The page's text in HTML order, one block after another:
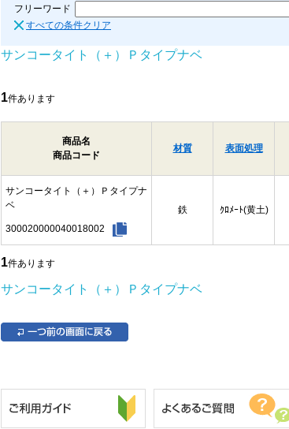
フリーワード
すべての条件クリア
サンコータイト（＋）Ｐタイプナベ
1件あります
商品名
商品コード
材質 表面処理
サンコータイト（＋）Ｐタイプナ
ベ
300020000040018002
鉄 ｸﾛﾒｰﾄ(黄土)
1件あります
サンコータイト（＋）Ｐタイプナベ